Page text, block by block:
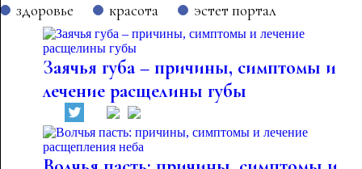
здоровье красота эстет портал
Заячья губа – причины, симптомы и
лечение расщелины губы